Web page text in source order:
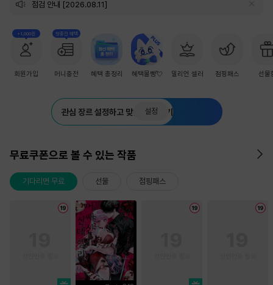
점검 안내 [2026.08.11]
+1,000원
회원가입
첫충전 혜택
머니충전 혜택 총정리 혜택몰빵💘 밀리언 셀러 점핑패스 선물
관심 장르 설정하고 맞춤 추천 받기
설정
무료쿠폰으로 볼 수 있는 작품
기다리면 무료 선물 점핑패스